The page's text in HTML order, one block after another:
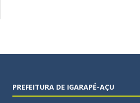
PREFEITURA DE IGARAPÉ-AÇU